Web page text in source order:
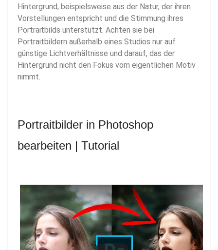
Hintergrund, beispielsweise aus der Natur, der ihren
Vorstellungen entspricht und die Stimmung ihres
Portraitbilds unterstützt. Achten sie bei
Portraitbildern außerhalb eines Studios nur auf
günstige Lichtverhältnisse und darauf, das der
Hintergrund nicht den Fokus vom eigentlichen Motiv
nimmt.
Portraitbilder in Photoshop
bearbeiten | Tutorial